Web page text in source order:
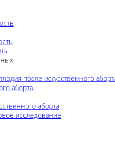
после искусственного
аборта
аборта
исследование